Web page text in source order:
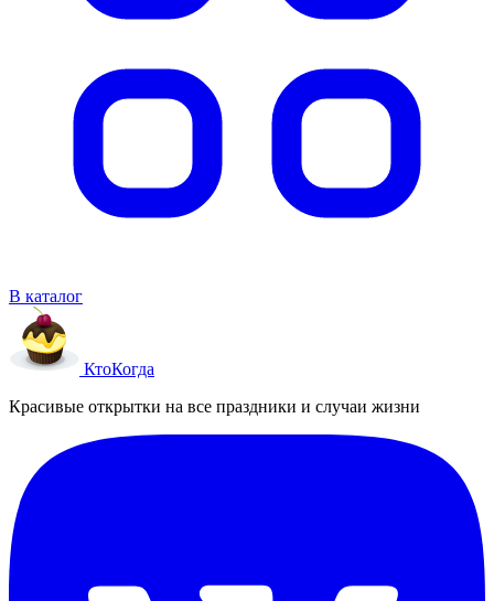
В каталог
КтоКогда
Красивые открытки на все праздники и случаи жизни